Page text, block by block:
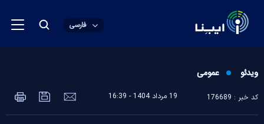
فارسی
ویدئو عمومی
کد خبر : 176689 19 مرداد 1404 - 16:39